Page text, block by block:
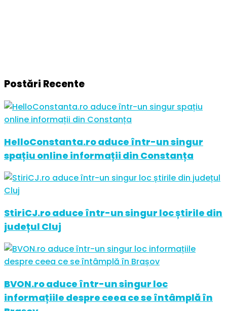
Postări Recente
HelloConstanta.ro aduce într-un singur
spațiu online informații din Constanța
StiriCJ.ro aduce într-un singur loc știrile din
județul Cluj
BVON.ro aduce într-un singur loc
informațiile despre ceea ce se întâmplă în